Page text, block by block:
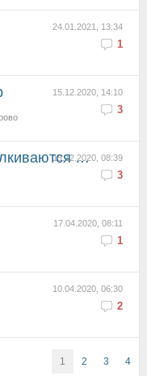
24.01.2021, 13:34
1
15.12.2020, 14:10
3
15.12.2020, 08:39
3
задники колесами...
17.04.2020, 08:11
1
10.04.2020, 06:30
2
1 2 3 4